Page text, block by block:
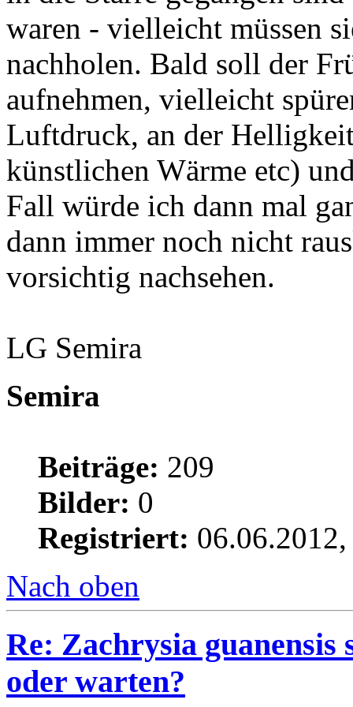
waren - vielleicht müssen
nachholen. Bald soll der
aufnehmen, vielleicht
Luftdruck, an der
künstlichen Wärme etc)
Fall würde ich dann mal
dann immer noch nicht
vorsichtig nachsehen.
LG Semira
Semira
Beiträge: 209
Bilder: 0
Registriert:
Nach oben
Re: Zachrysia guanensis
oder warten?